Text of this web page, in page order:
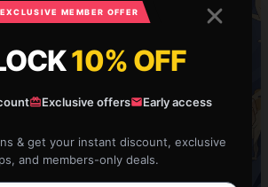
EXCLUSIVE MEMBER OFFER
10% OFF
Exclusive offers Early access
& get your instant discount, exclusive
and members-only deals.